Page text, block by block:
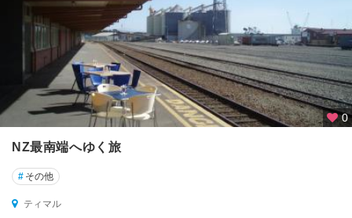
コ
ウ
ラ
ズ
ー
0
NZ最南端へゆく旅
# その他
ティマル